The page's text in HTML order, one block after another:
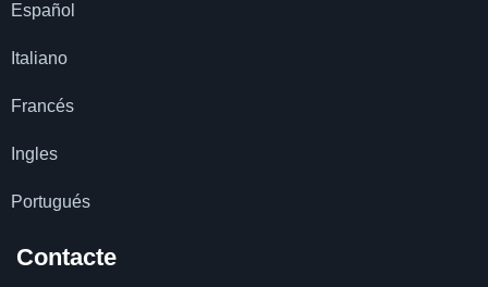
Español
Italiano
Francés
Ingles
Portugués
Contacte